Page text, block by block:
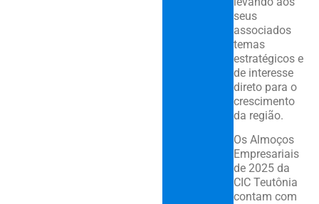
seus
associados
temas
estratégicos e
de interesse
direto para o
crescimento
da região.
Os Almoços
Empresariais
de 2025 da
CIC Teutônia
contam com